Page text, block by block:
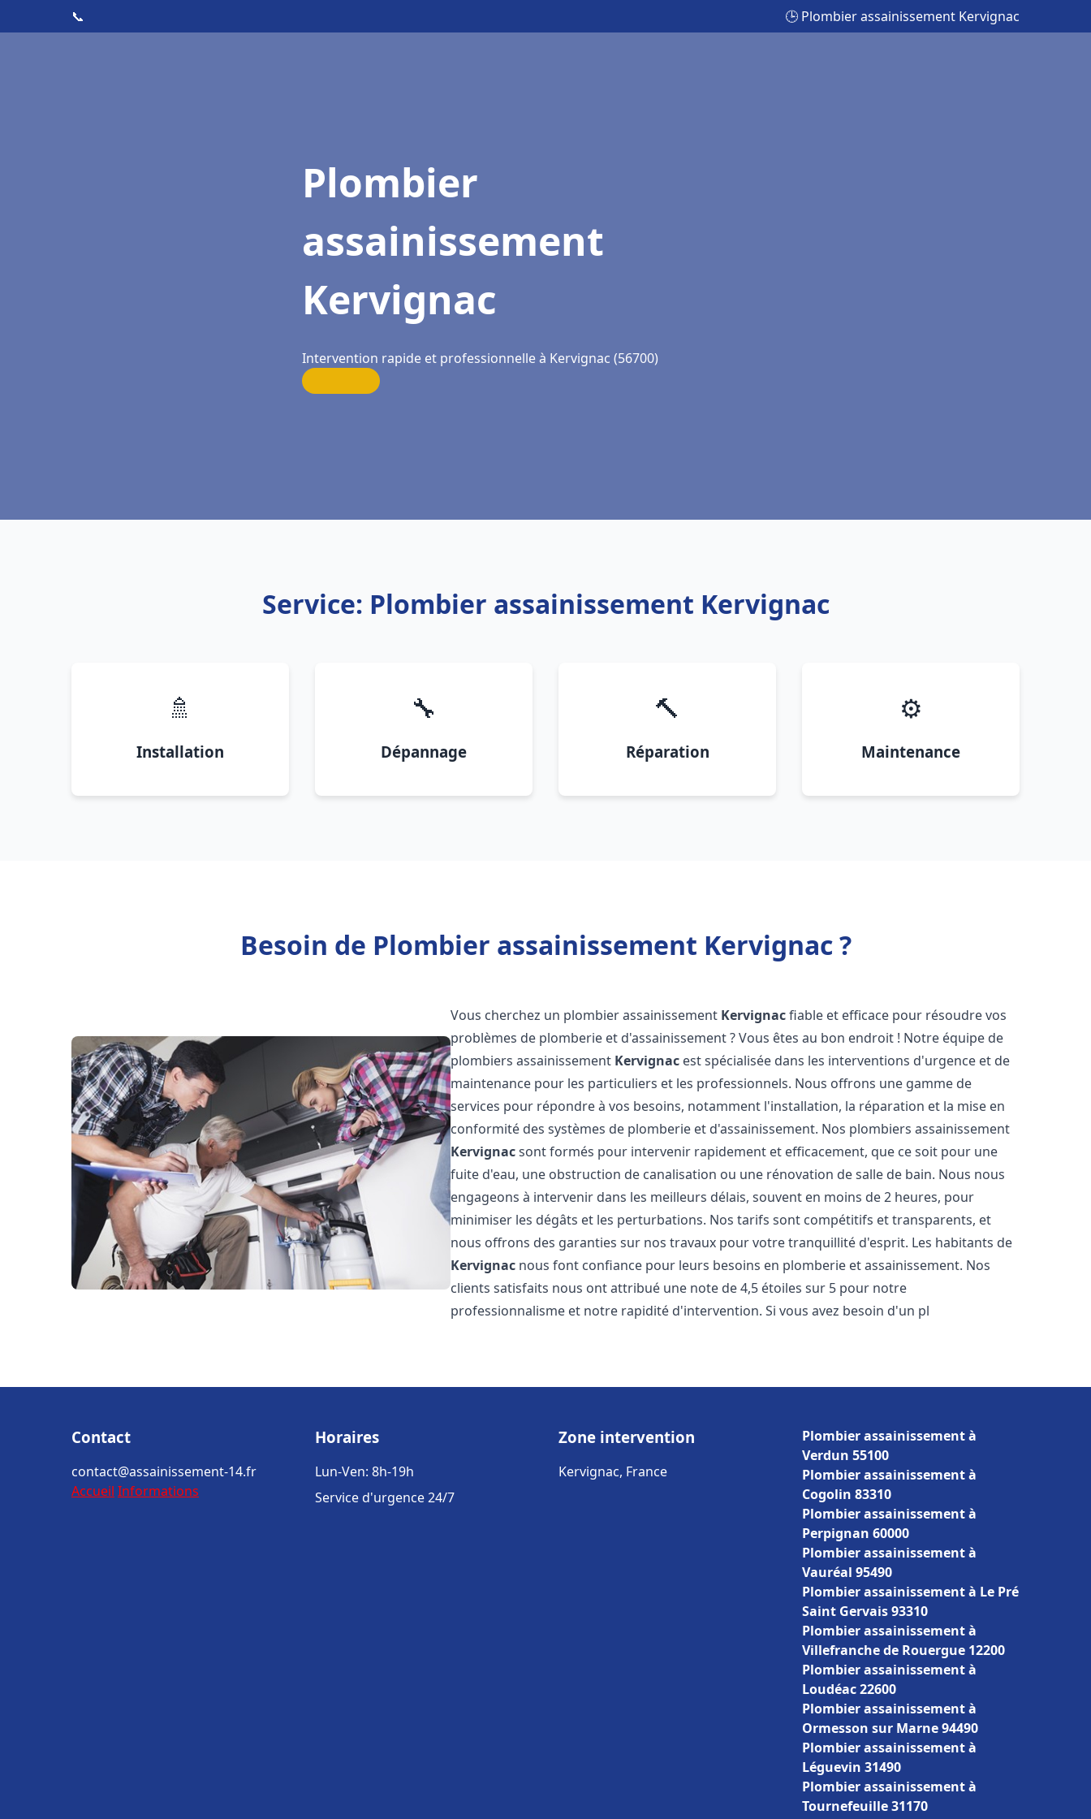
📞 🕒 Plombier assainissement Kervignac
Plombier
assainissement
Kervignac
Intervention rapide et professionnelle à Kervignac (56700)
Service: Plombier assainissement Kervignac
🚿
Installation
🔧
Dépannage
🔨
Réparation
⚙️
Maintenance
Besoin de Plombier assainissement Kervignac ?
Vous cherchez un plombier assainissement Kervignacfiable et efficace pour résoudre vos
problèmes de plomberie et d'assainissement ? Vous êtes au bon endroit ! Notre équipe de
plombiers assainissement Kervignac est spécialisée dans les interventions d'urgence et de
maintenance pour les particuliers et les professionnels. Nous offrons une gamme de
services pour répondre à vos besoins, notamment l'installation, la réparation et la mise en
conformité des systèmes de plomberie et d'assainissement. Nos plombiers assainissement
Kervignacsont formés pour intervenir rapidement et efficacement, que ce soit pour une
fuite d'eau, une obstruction de canalisation ou une rénovation de salle de bain. Nous nous
engageons à intervenir dans les meilleurs délais, souvent en moins de 2 heures, pour
minimiser les dégâts et les perturbations. Nos tarifs sont compétitifs et transparents, et
nous offrons des garanties sur nos travaux pour votre tranquillité d'esprit. Les habitants de
Kervignac nous font confiance pour leurs besoins en plomberie et assainissement. Nos
clients satisfaits nous ont attribué une note de 4,5 étoiles sur 5 pour notre
professionnalisme et notre rapidité d'intervention. Si vous avez besoin d'un pl
Contact
contact@assainissement-14.fr
Accueil Informations
Horaires
Lun-Ven: 8h-19h
Service d'urgence 24/7
Zone intervention
Kervignac, France
Plombier assainissement à
Verdun 55100
Plombier assainissement à
Cogolin 83310
Plombier assainissement à
Perpignan 60000
Plombier assainissement à
Vauréal 95490
Plombier assainissement à Le Pré
Saint Gervais 93310
Plombier assainissement à
Villefranche de Rouergue 12200
Plombier assainissement à
Loudéac 22600
Plombier assainissement à
Ormesson sur Marne 94490
Plombier assainissement à
Léguevin 31490
Plombier assainissement à
Tournefeuille 31170